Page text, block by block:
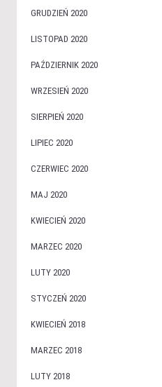
GRUDZIEŃ 2020
LISTOPAD 2020
PAŹDZIERNIK 2020
WRZESIEŃ 2020
SIERPIEŃ 2020
LIPIEC 2020
CZERWIEC 2020
MAJ 2020
KWIECIEŃ 2020
MARZEC 2020
LUTY 2020
STYCZEŃ 2020
KWIECIEŃ 2018
MARZEC 2018
LUTY 2018